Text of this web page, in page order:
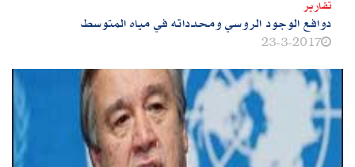
تقارير
دوافع الوجود الروسي ومحدداته في مياه المتوسط
23-3-2017